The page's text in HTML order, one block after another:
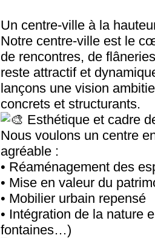
Un centre-ville à la
Notre centre-ville est le
de rencontres, de
reste attractif et
lançons une vision
concrets et structurants.
Esthétique et cadre
Nous voulons un centre
agréable :
• Réaménagement des
• Mise en valeur du
• Mobilier urbain repensé
• Intégration de la nature
fontaines…)